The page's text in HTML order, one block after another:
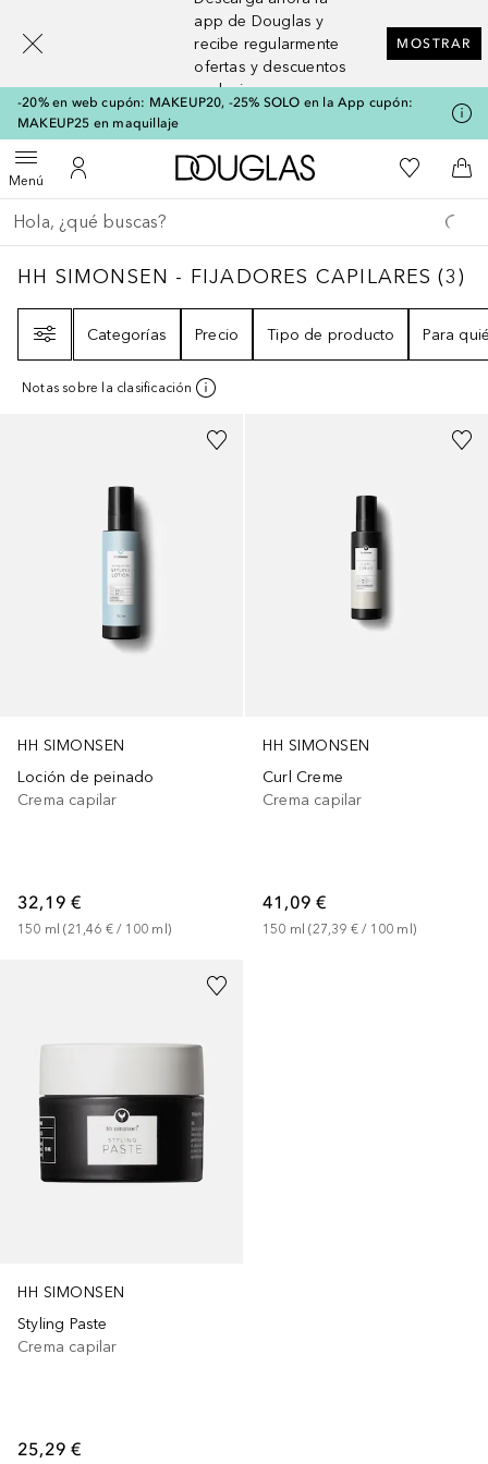
app de Douglas y
recibe regularmente
ofertas y descuentos
exclusivos
MOSTRAR
-20% en web cupón: MAKEUP20, -25% SOLO en la App cupón:
MAKEUP25 en maquillaje
MenúAbrir menúMi cuenta
A Douglas HomeMi lista de
A
Regresar
Ejecutar búsqueda
HH SIMONSEN - FIJADORES CAPILARES3
HH SIMONSEN - FIJADORES CAPILARES (3)
Categorías
Precio Tipo de producto Para
Notas sobre la clasificación
HH SIMONSEN
Loción de peinado
Crema capilar
32,19 €
150 ml (21,46 € / 100 ml )
HH SIMONSEN
Curl Creme
Crema capilar
41,09 €
150 ml (27,39 € / 100 ml )
HH SIMONSEN
Styling Paste
Crema capilar
25,29 €
[navigation.slideout.screenreader]